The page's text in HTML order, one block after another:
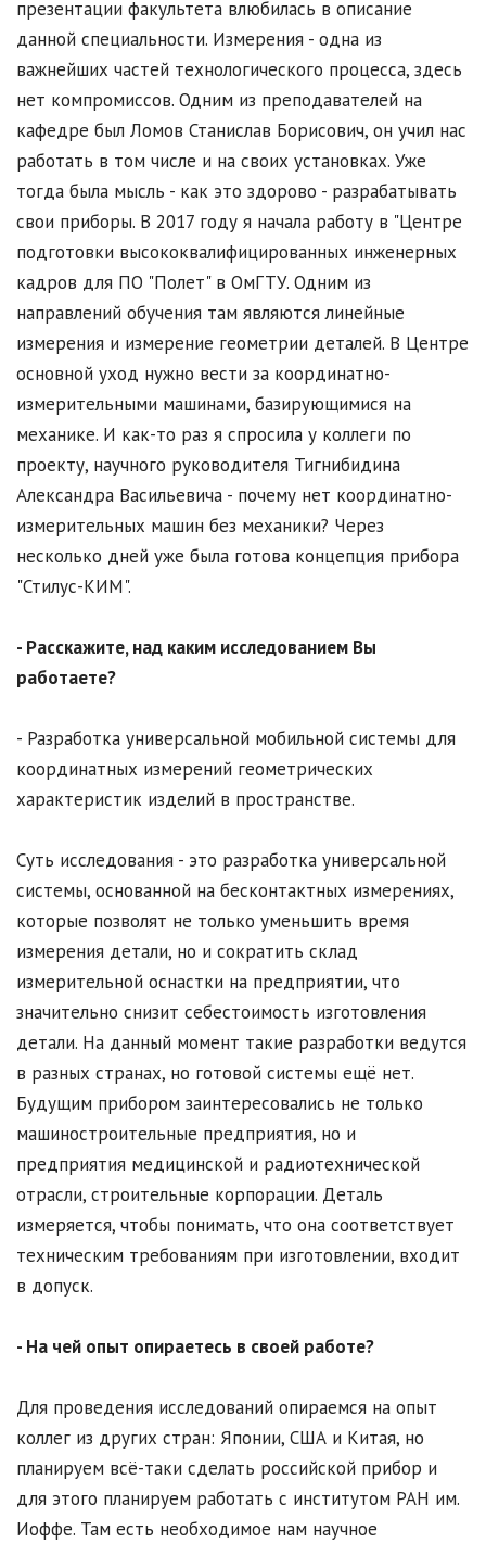
презентации факультета влюбилась в описание
данной специальности. Измерения - одна из
важнейших частей технологического процесса, здесь
нет компромиссов. Одним из преподавателей на
кафедре был Ломов Станислав Борисович, он учил нас
работать в том числе и на своих установках. Уже
тогда была мысль - как это здорово - разрабатывать
свои приборы. В 2017 году я начала работу в "Центре
подготовки высококвалифицированных инженерных
кадров для ПО "Полет" в ОмГТУ. Одним из
направлений обучения там являются линейные
измерения и измерение геометрии деталей. В Центре
основной уход нужно вести за координатно-
измерительными машинами, базирующимися на
механике. И как-то раз я спросила у коллеги по
проекту, научного руководителя Тигнибидина
Александра Васильевича - почему нет координатно-
измерительных машин без механики? Через
несколько дней уже была готова концепция прибора
"Стилус-КИМ".
- Расскажите, над каким исследованием Вы
работаете?
- Разработка универсальной мобильной системы для
координатных измерений геометрических
характеристик изделий в пространстве.
Суть исследования - это разработка универсальной
системы, основанной на бесконтактных измерениях,
которые позволят не только уменьшить время
измерения детали, но и сократить склад
измерительной оснастки на предприятии, что
значительно снизит себестоимость изготовления
детали. На данный момент такие разработки ведутся
в разных странах, но готовой системы ещё нет.
Будущим прибором заинтересовались не только
машиностроительные предприятия, но и
предприятия медицинской и радиотехнической
отрасли, строительные корпорации. Деталь
измеряется, чтобы понимать, что она соответствует
техническим требованиям при изготовлении, входит
в допуск.
- На чей опыт опираетесь в своей работе?
Для проведения исследований опираемся на опыт
коллег из других стран: Японии, США и Китая, но
планируем всё-таки сделать российской прибор и
для этого планируем работать с институтом РАН им.
Иоффе. Там есть необходимое нам научное